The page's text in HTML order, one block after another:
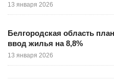
13 января 2026
Белгородская область
ввод жилья на 8,8%
13 января 2026